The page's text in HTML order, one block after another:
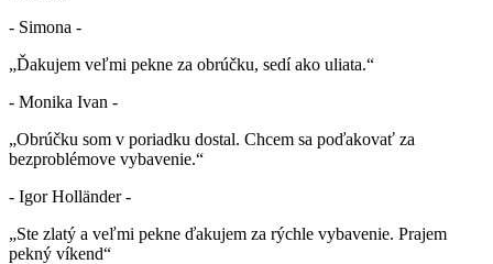
- Simona -
„Ďakujem veľmi pekne za obrúčku, sedí ako uliata.“
- Monika Ivan -
„Obrúčku som v poriadku dostal. Chcem sa poďakovať za
bezproblémove vybavenie.“
- Igor Holländer -
„Ste zlatý a veľmi pekne ďakujem za rýchle vybavenie. Prajem
pekný víkend“